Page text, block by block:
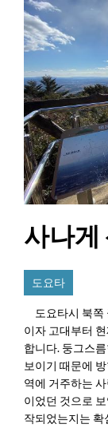
사나게
도요타
도요타시 북쪽
이자 고대부터
합니다. 둥그스
보이기 때문에
역에 거주하는
이었던 것으로
작되었는지는 확